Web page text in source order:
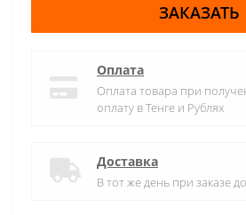
ЗАКАЗАТЬ
Оплата
Оплата товара при
оплату в Тенге и Рублях
Доставка
В тот же день при заказе